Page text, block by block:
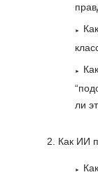
ли
Как ИИ